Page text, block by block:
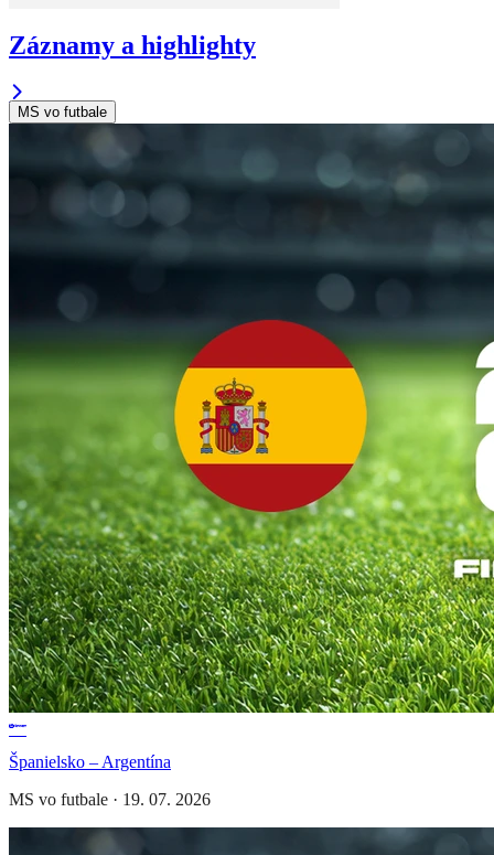
Záznamy a highlighty
MS vo futbale
Španielsko – Argentína
MS vo futbale · 19. 07. 2026